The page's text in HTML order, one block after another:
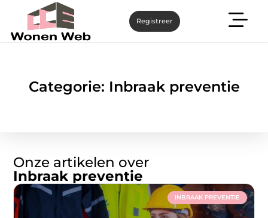
Registreer
Categorie: Inbraak preventie
Onze artikelen over
Inbraak preventie
INBRAAK PREVENTIE